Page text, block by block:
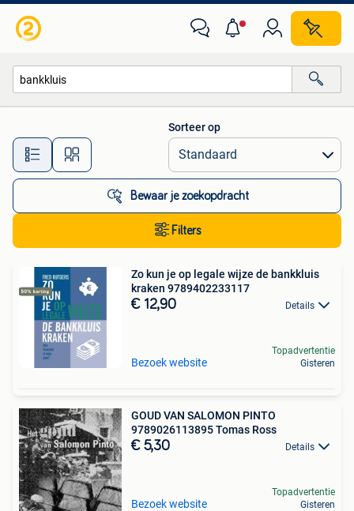
Alle afstanden…
Sorteer op
Bewaar je zoekopdracht
Filters
Zo kun je op legale wijze de bankkluis
kraken 9789402233117
€ 12,90 Details
Bezoek website
Topadvertentie
Gisteren
GOUD VAN SALOMON PINTO
9789026113895 Tomas Ross
€ 5,30 Details
Bezoek website
Topadvertentie
Gisteren